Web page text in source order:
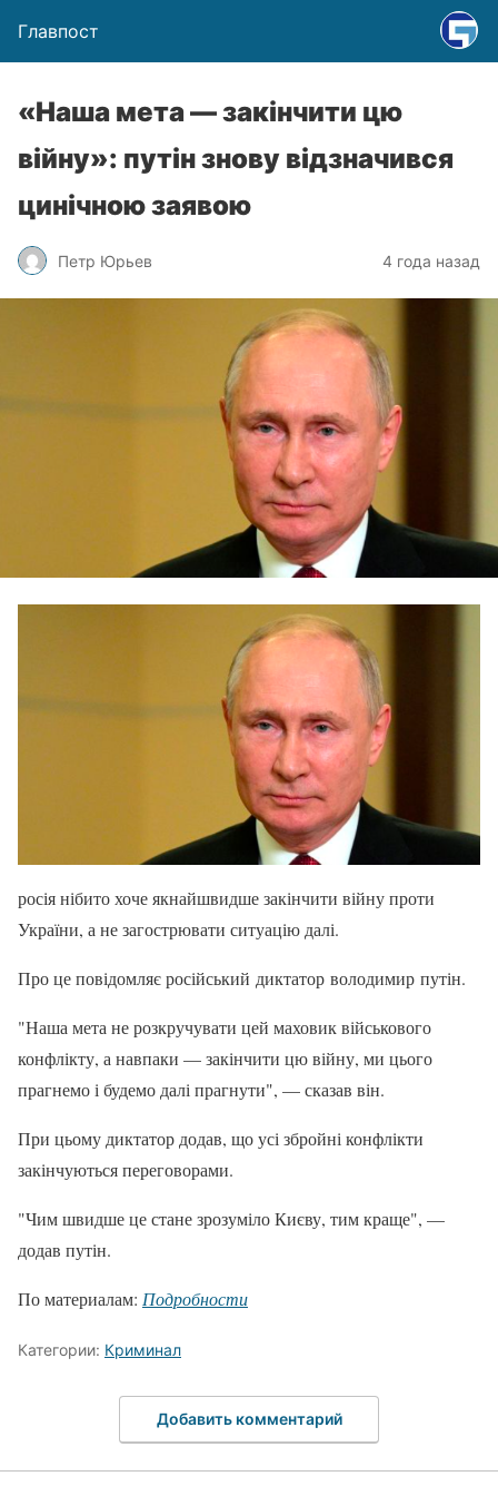
Главпост
«Наша мета — закінчити цю
війну»: путін знову відзначився
цинічною заявою
Петр Юрьев 4 года назад
росія нібито хоче якнайшвидше закінчити війну проти
України, а не загострювати ситуацію далі.
Про це повідомляє російський диктатор володимир путін.
"Наша мета не розкручувати цей маховик військового
конфлікту, а навпаки — закінчити цю війну, ми цього
прагнемо і будемо далі прагнути", — сказав він.
При цьому диктатор додав, що усі збройні конфлікти
закінчуються переговорами.
"Чим швидше це стане зрозуміло Києву, тим краще", —
додав путін.
По материалам: Подробности
Категории: Криминал
Добавить комментарий